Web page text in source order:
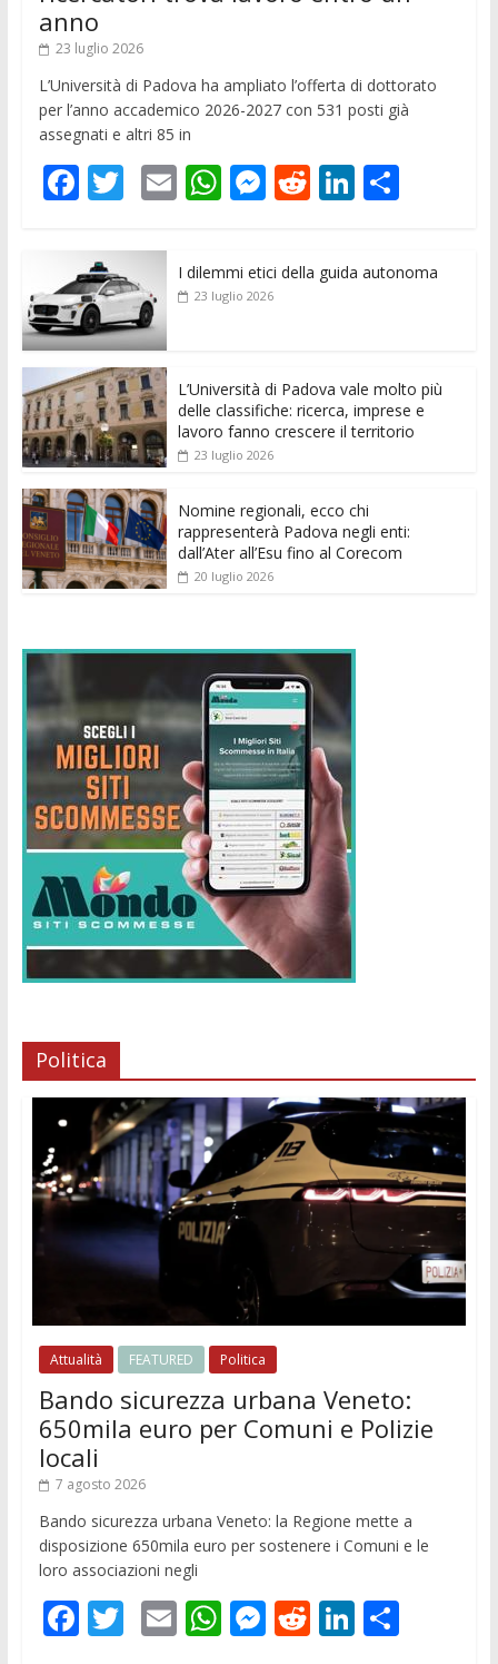
anno
23 luglio 2026
L’Università di Padova ha ampliato l’offerta di dottorato
per l’anno accademico 2026-2027 con 531 posti già
assegnati e altri 85 in
F
e
b
o
o
k
T
itt
er
E
ai
l
W
s
p
M
ss
e
er
R
di
Li
e
C
di
I dilemmi etici della guida autonoma
23 luglio 2026
L’Università di Padova vale molto più
delle classifiche: ricerca, imprese e
lavoro fanno crescere il territorio
23 luglio 2026
Nomine regionali, ecco chi
rappresenterà Padova negli enti:
dall’Ater all’Esu fino al Corecom
20 luglio 2026
Politica
Attualità FEATURED Politica
Bando sicurezza urbana Veneto:
650mila euro per Comuni e Polizie
locali
7 agosto 2026
Bando sicurezza urbana Veneto: la Regione mette a
disposizione 650mila euro per sostenere i Comuni e le
loro associazioni negli
F T E W M R Li C